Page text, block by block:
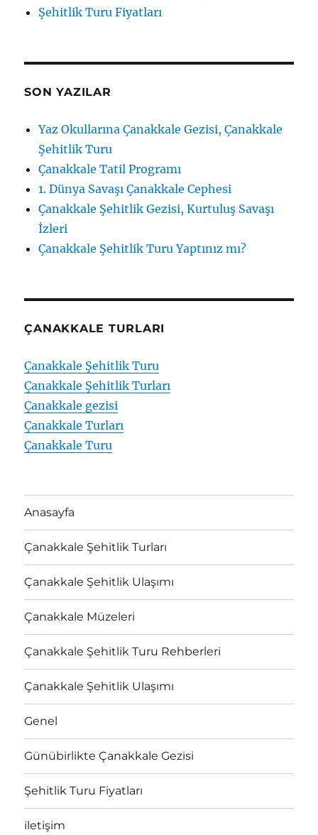
Şehitlik Turu Fiyatları
SON YAZILAR
Yaz Okullarına Çanakkale Gezisi, Çanakkale
Şehitlik Turu
Çanakkale Tatil Programı
1. Dünya Savaşı Çanakkale Cephesi
Çanakkale Şehitlik Gezisi, Kurtuluş Savaşı
İzleri
Çanakkale Şehitlik Turu Yaptınız mı?
ÇANAKKALE TURLARI
Çanakkale Şehitlik Turu
Çanakkale Şehitlik Turları
Çanakkale gezisi
Çanakkale Turları
Çanakkale Turu
Anasayfa
Çanakkale Şehitlik Turları
Çanakkale Şehitlik Ulaşımı
Çanakkale Müzeleri
Çanakkale Şehitlik Turu Rehberleri
Çanakkale Şehitlik Ulaşımı
Genel
Günübirlikte Çanakkale Gezisi
Şehitlik Turu Fiyatları
iletişim